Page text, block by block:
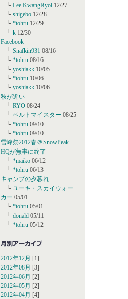
└ Lee KwangRyol 12/27
└ shigebo 12/28
└ *tohru 12/29
└ k 12/30
Facebook
└ Snafkin931 08/16
└ *tohru 08/16
└ yoshiakk 10/05
└ *tohru 10/06
└ yoshiakk 10/06
秋が近い
└ RYO 08/24
└ ベルトマイスター 08/25
└ *tohru 09/10
└ *tohru 09/10
雪峰祭2012春＠SnowPeak
HQが無事に終了
└ *maiko 06/12
└ *tohru 06/13
キャンプの夕暮れ
└ ユーキ・スカイウォー
カー 05/01
└ *tohru 05/01
└ donald 05/11
└ *tohru 05/12
2012年12月 [1]
2012年08月 [3]
2012年06月 [2]
2012年05月 [2]
2012年04月 [4]